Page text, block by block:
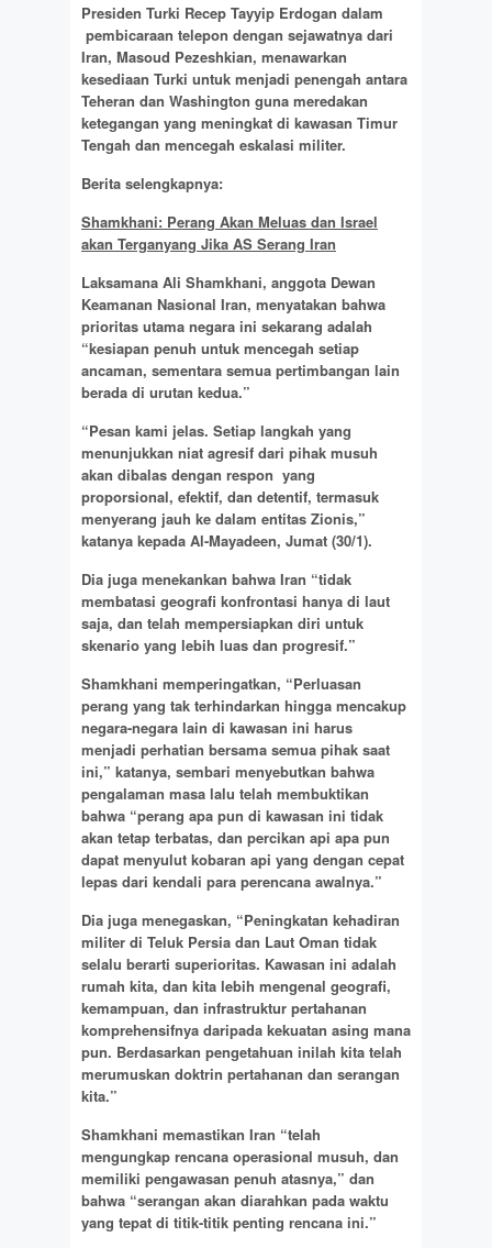
Presiden Turki Recep Tayyip Erdogan dalam
pembicaraan telepon dengan sejawatnya dari
Iran, Masoud Pezeshkian, menawarkan
kesediaan Turki untuk menjadi penengah antara
Teheran dan Washington guna meredakan
ketegangan yang meningkat di kawasan Timur
Tengah dan mencegah eskalasi militer.
Berita selengkapnya:
Shamkhani: Perang Akan Meluas dan Israel
akan Terganyang Jika AS Serang Iran
Laksamana Ali Shamkhani, anggota Dewan
Keamanan Nasional Iran, menyatakan bahwa
prioritas utama negara ini sekarang adalah
“kesiapan penuh untuk mencegah setiap
ancaman, sementara semua pertimbangan lain
berada di urutan kedua.”
“Pesan kami jelas. Setiap langkah yang
menunjukkan niat agresif dari pihak musuh
akan dibalas dengan respon yang
proporsional, efektif, dan detentif, termasuk
menyerang jauh ke dalam entitas Zionis,”
katanya kepada Al-Mayadeen, Jumat (30/1).
Dia juga menekankan bahwa Iran “tidak
membatasi geografi konfrontasi hanya di laut
saja, dan telah mempersiapkan diri untuk
skenario yang lebih luas dan progresif.”
Shamkhani memperingatkan, “Perluasan
perang yang tak terhindarkan hingga mencakup
negara-negara lain di kawasan ini harus
menjadi perhatian bersama semua pihak saat
ini,” katanya, sembari menyebutkan bahwa
pengalaman masa lalu telah membuktikan
bahwa “perang apa pun di kawasan ini tidak
akan tetap terbatas, dan percikan api apa pun
dapat menyulut kobaran api yang dengan cepat
lepas dari kendali para perencana awalnya.”
Dia juga menegaskan, “Peningkatan kehadiran
militer di Teluk Persia dan Laut Oman tidak
selalu berarti superioritas. Kawasan ini adalah
rumah kita, dan kita lebih mengenal geografi,
kemampuan, dan infrastruktur pertahanan
komprehensifnya daripada kekuatan asing mana
pun. Berdasarkan pengetahuan inilah kita telah
merumuskan doktrin pertahanan dan serangan
kita.”
Shamkhani memastikan Iran “telah
mengungkap rencana operasional musuh, dan
memiliki pengawasan penuh atasnya,” dan
bahwa “serangan akan diarahkan pada waktu
yang tepat di titik-titik penting rencana ini.”